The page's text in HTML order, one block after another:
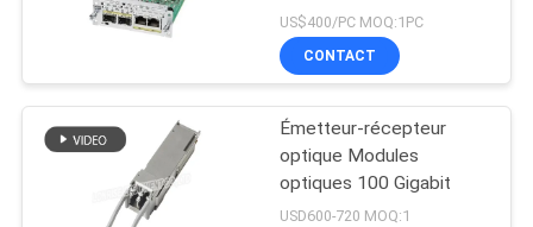
US$400/PC MOQ:1PC
CONTACT
Émetteur-récepteur
optique Modules
optiques 100 Gigabit
USD600-720 MOQ:1